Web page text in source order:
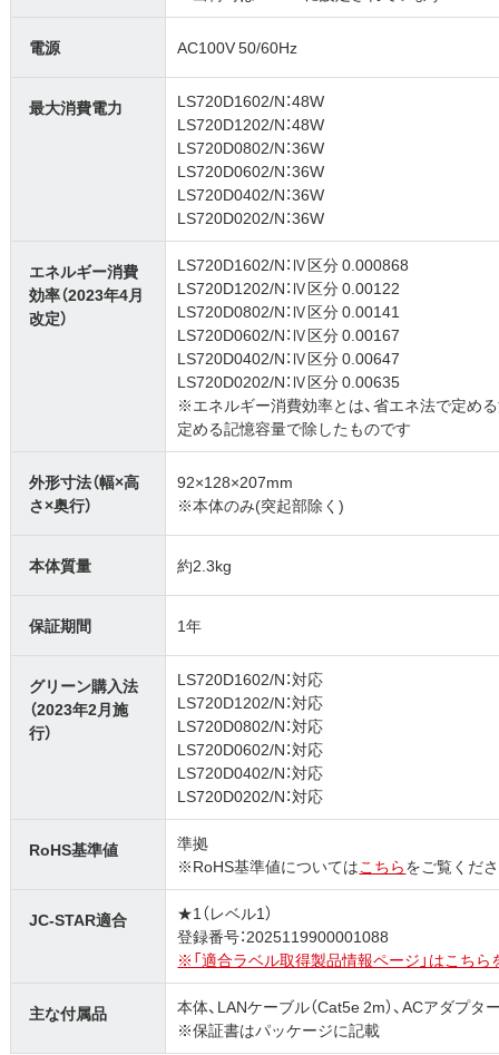
電源 AC100V 50/60Hz
最大消費電力
LS720D1602/N：48W
LS720D1202/N：48W
LS720D0802/N：36W
LS720D0602/N：36W
LS720D0402/N：36W
LS720D0202/N：36W
エネルギー消費
効率（2023年4月
改定）
LS720D1602/N：Ⅳ区分 0.000868
LS720D1202/N：Ⅳ区分 0.00122
LS720D0802/N：Ⅳ区分 0.00141
LS720D0602/N：Ⅳ区分 0.00167
LS720D0402/N：Ⅳ区分 0.00647
LS720D0202/N：Ⅳ区分 0.00635
※エネルギー消費効率とは、省エネ法で定め
定める記憶容量で除したものです
外形寸法（幅×高
さ×奥行）
92×128×207mm
※本体のみ(突起部除く)
本体質量 約2.3kg
保証期間 1年
グリーン購入法
（2023年2月施
行）
LS720D1602/N：対応
LS720D1202/N：対応
LS720D0802/N：対応
LS720D0602/N：対応
LS720D0402/N：対応
LS720D0202/N：対応
RoHS基準値
準拠
※RoHS基準値についてはこちらをご覧くだ
JC-STAR適合
★1（レベル1）
登録番号：2025119900001088
※「適合ラベル取得製品情報ページ」はこちら
主な付属品
本体、LANケーブル（Cat5e 2m）、ACアダプタ
※保証書はパッケージに記載